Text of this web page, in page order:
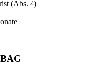
(Abs. 4)